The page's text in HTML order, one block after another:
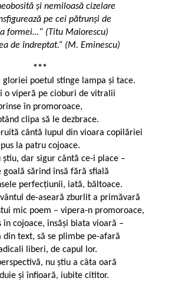
și nemiloasă cizelare
pe cei pătrunși de
formei…“ (Titu Maiorescu)
de îndreptat.“ (M. Eminescu)
***
gloriei poetul stinge lampa și tace.
o viperă pe cioburi de vitralii
în promoroace,
clipa să le dezbrace.
cântă lupul din vioara copilăriei
pus la patru cojoace.
știu, dar sigur cântă ce-i place –
goală sărind însă fără sfială
perfecțiunii, iată, băltoace.
de-aseară zburlit a primăvară
mic poem – vipera-n promoroace,
în cojoace, însăși biata vioară –
din text, să se plimbe pe-afară
liberi, de capul lor.
nu știu a câta oară
și înfioară, iubite cititor.